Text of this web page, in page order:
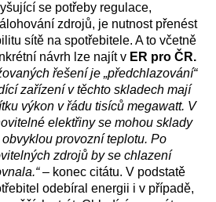
se potřeby regulace,
zdrojů, je nutnost přenést
sítě na spotřebitele. A to včetně
návrh lze najít v ER pro ČR.
řešení je „předchlazování“
zařízení v těchto skladech mají
výkon v řádu tisíců megawatt. V
elektřiny se mohou sklady
provozní teplotu. Po
zdrojů by se chlazení
– konec citátu. V podstatě
odebíral energii i v případě,